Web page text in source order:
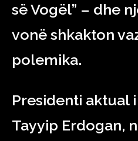
së Vogël” – dhe
vonë shkakton
polemika.
Presidenti aktual
Tayyip Erdogan,